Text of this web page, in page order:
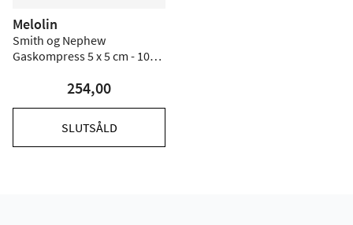
Melolin
Smith og Nephew
Gaskompress 5 x 5 cm - 100
254,00
SLUTSÅLD